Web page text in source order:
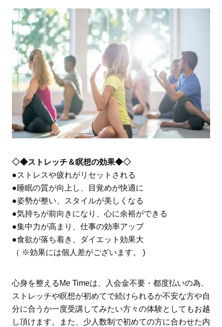
◇◆ストレッチ＆瞑想の効果◆◇
●ストレスや疲れがリセットされる
●睡眠の質が向上し、目覚めが快適に
●姿勢が整い、スタイルが美しくなる
●気持ちが前向きになり、心に余裕ができる
●集中力が高まり、仕事の効率アップ
●食欲が落ち着き、ダイエット効果大
（ ※効果には個人差がございます。 )
心身を整えるMe Timeは、入会金不要・都度払いの為、
ストレッチや瞑想が初めてで続けられるか不安な方や自
分に合うか一度受講してみたい方々の体験としてもお越
し頂けます。また、少人数制で初めての方に合わせた内